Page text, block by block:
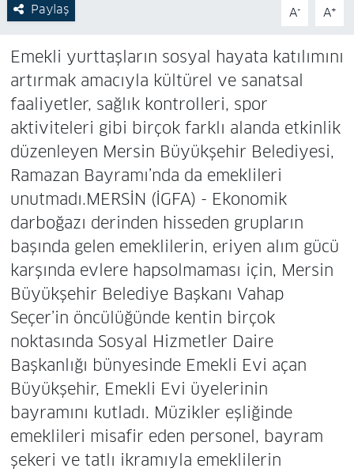
Paylaş A- A+
Emekli yurttaşların sosyal hayata katılımını
artırmak amacıyla kültürel ve sanatsal
faaliyetler, sağlık kontrolleri, spor
aktiviteleri gibi birçok farklı alanda etkinlik
düzenleyen Mersin Büyükşehir Belediyesi,
Ramazan Bayramı’nda da emeklileri
unutmadı.MERSİN (İGFA) - Ekonomik
darboğazı derinden hisseden grupların
başında gelen emeklilerin, eriyen alım gücü
karşında evlere hapsolmaması için, Mersin
Büyükşehir Belediye Başkanı Vahap
Seçer’in öncülüğünde kentin birçok
noktasında Sosyal Hizmetler Daire
Başkanlığı bünyesinde Emekli Evi açan
Büyükşehir, Emekli Evi üyelerinin
bayramını kutladı. Müzikler eşliğinde
emeklileri misafir eden personel, bayram
şekeri ve tatlı ikramıyla emeklilerin